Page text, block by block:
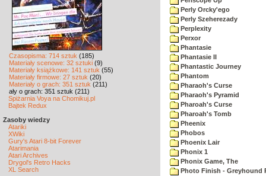
Czasopisma: 714 sztuk (185)
Materiały scenowe: 32 sztuki (9)
Materiały książkowe: 141 sztuk (55)
Materiały firmowe: 27 sztuk (20)
Materiały o grach: 351 sztuk (211)
ały o grach: 351 sztuk (211)
Spiżarnia Voya na Chomikuj.pl
Bajtek Redux
Zasoby wiedzy
Atariki
XWiki
Gury's Atari 8-bit Forever
Atarimania
Atari Archives
Drygol's Retro Hacks
XL Search
Perly Orcky'ego
Perly Szeherezady
Perplexity
Perxor
Phantasie
Phantasie II
Phantastic Journey
Phantom
Pharaoh's Curse
Pharaoh's Pyramid
Pharoah's Curse
Pharoah's Tomb
Pheenix
Phobos
Phoenix Lair
Phonix 1
Phonix Game, The
Photo Finish - Greyhound